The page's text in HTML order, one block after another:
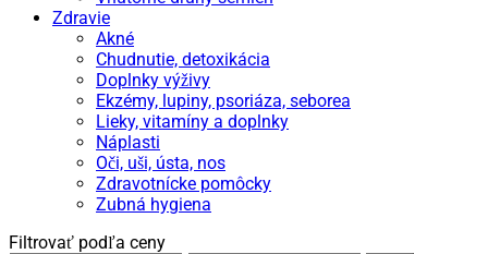
Zdravie
Akné
Chudnutie, detoxikácia
Doplnky výživy
Ekzémy, lupiny, psoriáza, seborea
Lieky, vitamíny a doplnky
Náplasti
Oči, uši, ústa, nos
Zdravotnícke pomôcky
Zubná hygiena
Filtrovať podľa ceny